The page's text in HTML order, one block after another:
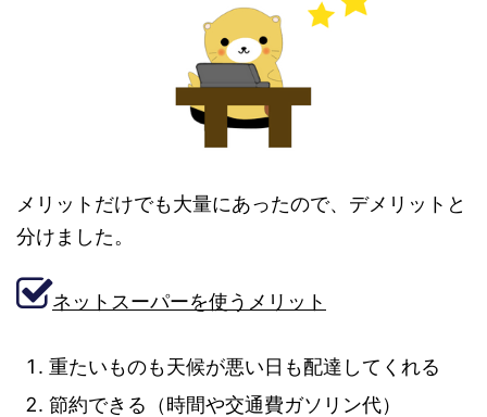
メリットだけでも大量にあったので、デメリットと
分けました。
ネットスーパーを使うメリット
重たいものも天候が悪い日も配達してくれる
節約できる（時間や交通費ガソリン代）